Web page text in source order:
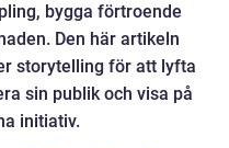
bygga förtroende
Den här artikeln
storytelling för att lyfta
sin publik och visa på
initiativ.